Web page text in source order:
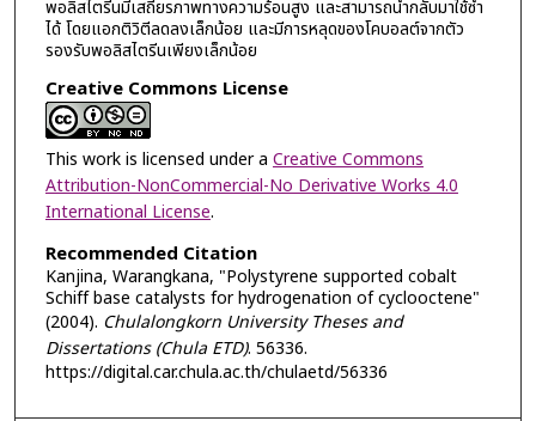
พอลิสไตรีนมีเสถียรภาพทางความร้อนสูง และสามารถนำกลับมาใช้ซ้ำ
ได้ โดยแอกติวิตีลดลงเล็กน้อย และมีการหลุดของโคบอลต์จากตัว
รองรับพอลิสไตรีนเพียงเล็กน้อย
Creative Commons License
This work is licensed under a Creative Commons
Attribution-NonCommercial-No Derivative Works 4.0
International License.
Recommended Citation
Kanjina, Warangkana, "Polystyrene supported cobalt
Schiff base catalysts for hydrogenation of cyclooctene"
(2004). Chulalongkorn University Theses and
Dissertations (Chula ETD). 56336.
https://digital.car.chula.ac.th/chulaetd/56336